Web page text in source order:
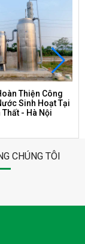
Thiện Công
Sinh Hoạt Tại
- Hà Nội
CHÚNG TÔI